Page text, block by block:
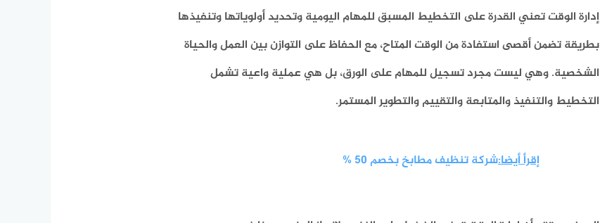
إدارة الوقت تعني القدرة على التخطيط المسبق للمهام اليومية وتحديد أولوياتها وتنفيذها
بطريقة تضمن أقصى استفادة من الوقت المتاح، مع الحفاظ على التوازن بين العمل والحياة
الشخصية. وهي ليست مجرد تسجيل للمهام على الورق، بل هي عملية واعية تشمل
التخطيط والتنفيذ والمتابعة والتقييم والتطوير المستمر.
إقرأ أيضا:شركة تنظيف مطابخ بخصم 50 %